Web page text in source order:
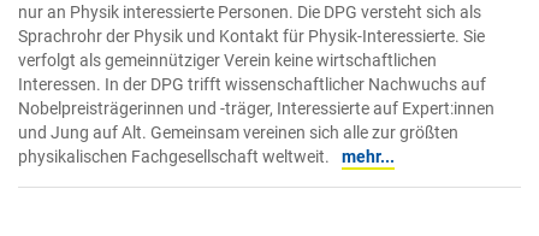
nur an Physik interessierte Personen. Die DPG versteht sich als
Sprachrohr der Physik und Kontakt für Physik-Interessierte. Sie
verfolgt als gemeinnütziger Verein keine wirtschaftlichen
Interessen. In der DPG trifft wissenschaftlicher Nachwuchs auf
Nobelpreisträgerinnen und -träger, Interessierte auf Expert:innen
und Jung auf Alt. Gemeinsam vereinen sich alle zur größten
physikalischen Fachgesellschaft weltweit.
mehr...